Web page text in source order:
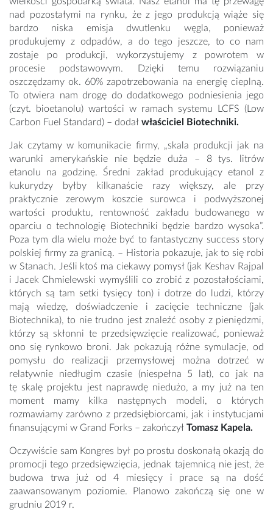
nad pozostałymi na rynku, że z jego produkcją wiąże się
bardzo niska emisja dwutlenku węgla, ponieważ
produkujemy z odpadów, a do tego jeszcze, to co nam
zostaje po produkcji, wykorzystujemy z powrotem w
procesie podstawowym. Dzięki temu rozwiązaniu
oszczędzamy ok. 60% zapotrzebowania na energię cieplną.
To otwiera nam drogę do dodatkowego podniesienia jego
(czyt. bioetanolu) wartości w ramach systemu LCFS (Low
Carbon Fuel Standard) – dodał właściciel Biotechniki.
Jak czytamy w komunikacie firmy, „skala produkcji jak na
warunki amerykańskie nie będzie duża – 8 tys. litrów
etanolu na godzinę. Średni zakład produkujący etanol z
kukurydzy byłby kilkanaście razy większy, ale przy
praktycznie zerowym koszcie surowca i podwyższonej
wartości produktu, rentowność zakładu budowanego w
oparciu o technologię Biotechniki będzie bardzo wysoka”.
Poza tym dla wielu może być to fantastyczny success story
polskiej firmy za granicą. – Historia pokazuje, jak to się robi
w Stanach. Jeśli ktoś ma ciekawy pomysł (jak Keshav Rajpal
i Jacek Chmielewski wymyślili co zrobić z pozostałościami,
których są tam setki tysięcy ton) i dotrze do ludzi, którzy
mają wiedzę, doświadczenie i zacięcie techniczne (jak
Biotechnika), to nie trudno jest znaleźć osoby z pieniędzmi,
którzy są skłonni te przedsięwzięcie realizować, ponieważ
ono się rynkowo broni. Jak pokazują różne symulacje, od
pomysłu do realizacji przemysłowej można dotrzeć w
relatywnie niedługim czasie (niespełna 5 lat), co jak na
tę skalę projektu jest naprawdę niedużo, a my już na ten
moment mamy kilka następnych modeli, o których
rozmawiamy zarówno z przedsiębiorcami, jak i instytucjami
finansującymi w Grand Forks – zakończył Tomasz Kapela.
Oczywiście sam Kongres był po prostu doskonałą okazją do
promocji tego przedsięwzięcia, jednak tajemnicą nie jest, że
budowa trwa już od 4 miesięcy i prace są na dość
zaawansowanym poziomie. Planowo zakończą się one w
grudniu 2019 r.